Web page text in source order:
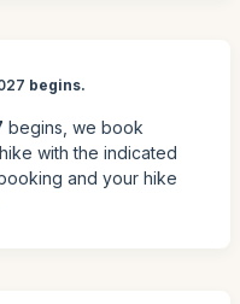
begins.
begins, we book
with the indicated
and your hike